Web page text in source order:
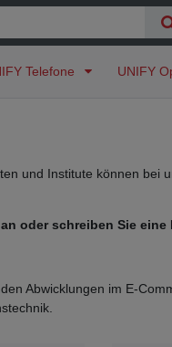
Telefone UNIFY
und Institute können bei
oder schreiben Sie eine
Abwicklungen im E-